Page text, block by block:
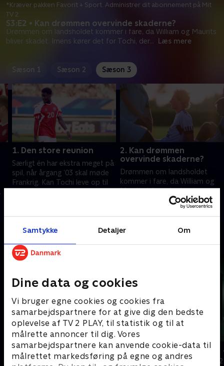
Samtykke Detaljer Om
Dine data og cookies
Vi bruger egne cookies og cookies fra
samarbejdspartnere for at give dig den bedste
oplevelse af TV 2 PLAY, til statistik og til at
målrette annoncer til dig. Vores
samarbejdspartnere kan anvende cookie-data til
målrettet markedsføring på egne og andres
S3:E2 • Kan drømmen overvinde skaderne?
Drømmen om landsholdet kommer i fare, da William og Maurits
bliver skadet. Imens kører det for Tochi, der... Læs mere
*Kræver pakken Favorit + Sport. Administrer dit abonnement på Mit
TV 2.
Sæson 1 Sæson 2 Sæson 3
1. Den store reunion
Særligt én har ekstra meget på
spil, når årgang ’03 skal møde
Frankrig. Kan Tochi leve op til
2. Kan drømmen
overvinde skaderne?
Drømmen om landsholdet
kommer i fare, da William og
Maurits bliver skadet. Imens
kører det for Tochi, der
underskriver en kontrakt, de
fleste kun kan drømme om
Mere end en klub
Dokumentar • 1 sæsoner Dokumentar •